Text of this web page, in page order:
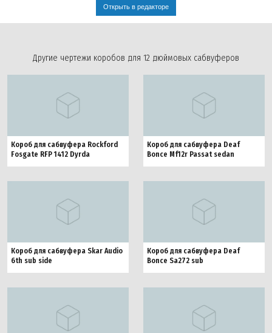
Открыть в редакторе
Другие чертежи коробов для 12 дюймовых сабвуферов
Короб для сабвуфера Rockford
Fosgate RFP 1412 Dyrda
Короб для сабвуфера Deaf
Bonce Mf12r Passat sedan
Короб для сабвуфера Skar Audio
6th sub side
Короб для сабвуфера Deaf
Bonce Sa272 sub